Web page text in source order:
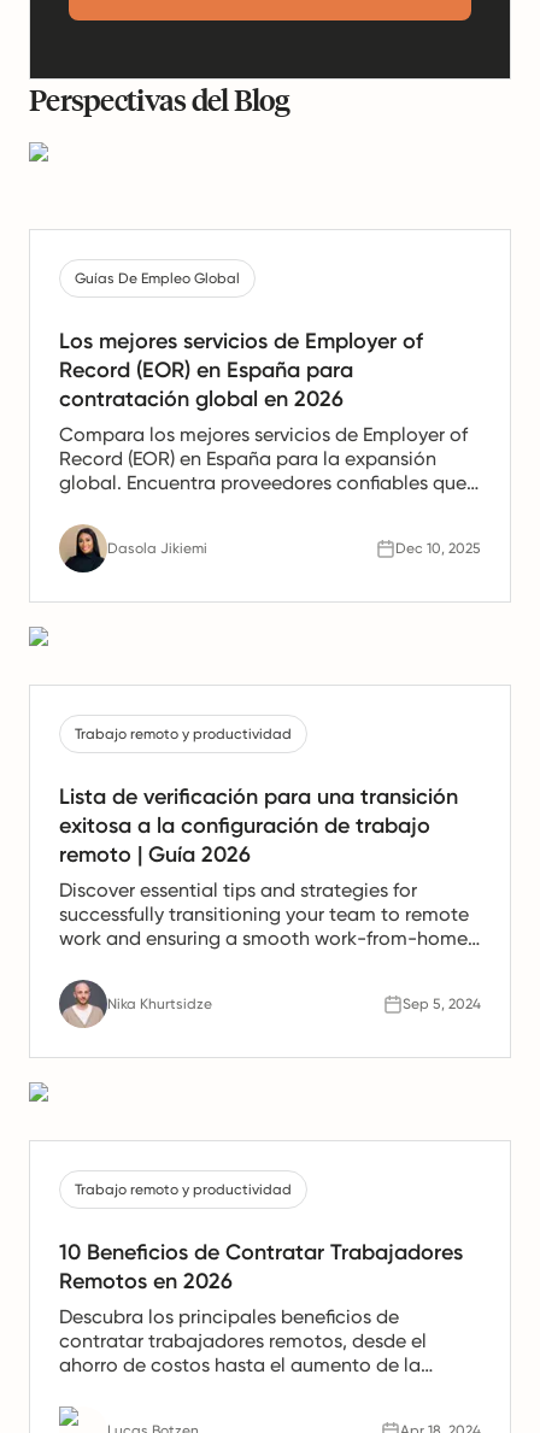
Perspectivas del Blog
Guías De Empleo Global
Los mejores servicios de Employer of
Record (EOR) en España para
contratación global en 2026
Compara los mejores servicios de Employer of
Record (EOR) en España para la expansión
global. Encuentra proveedores confiables que
y cumplimiento para equipos españoles.
Dasola Jikiemi Dec 10, 2025
Trabajo remoto y productividad
Lista de verificación para una transición
exitosa a la configuración de trabajo
remoto | Guía 2026
Discover essential tips and strategies for
successfully transitioning your team to remote
work and ensuring a smooth work-from-home
Nika Khurtsidze Sep 5, 2024
Trabajo remoto y productividad
10 Beneficios de Contratar Trabajadores
Remotos en 2026
Descubra los principales beneficios de
contratar trabajadores remotos, desde el
ahorro de costos hasta el aumento de la
remotos son el futuro del trabajo.